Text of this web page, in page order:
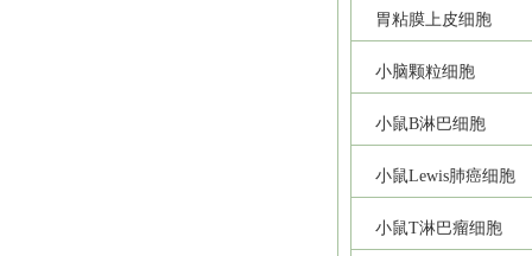
胃粘膜上皮细胞
小脑颗粒细胞
小鼠B淋巴细胞
小鼠Lewis肺癌细胞
小鼠T淋巴瘤细胞